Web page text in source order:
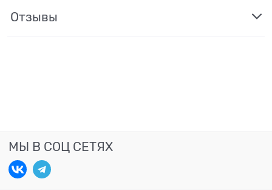
Отзывы
МЫ В СОЦ СЕТЯХ